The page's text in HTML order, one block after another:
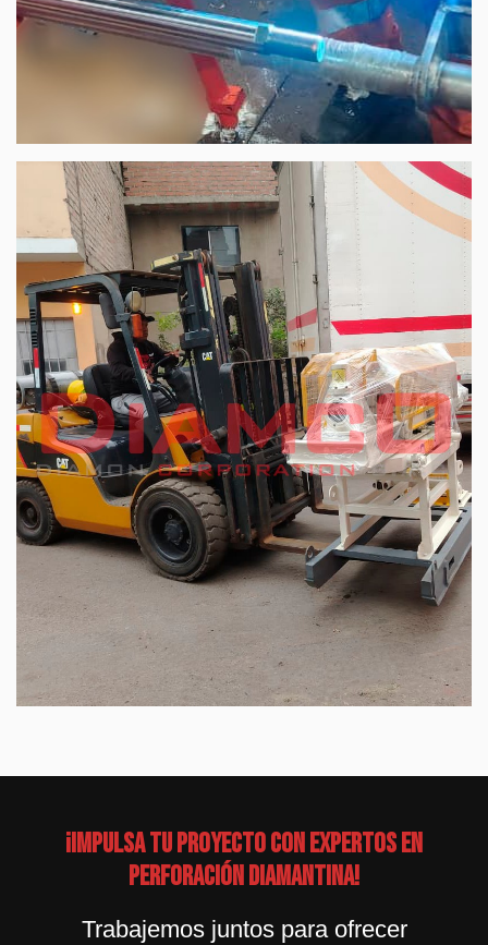
¡Impulsa tu proyecto con expertos en
perforación diamantina!
Trabajemos juntos para ofrecer